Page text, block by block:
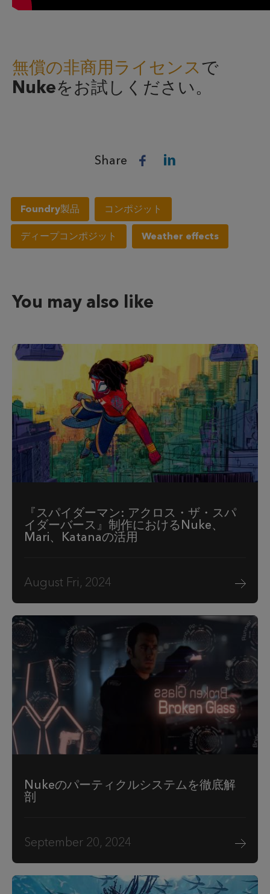
無償の非商用ライセンスで
Nukeをお試しください。
Share
Foundry製品 コンポジット
ディープコンポジット Weather effects
You may also like
『スパイダーマン: アクロス・ザ・スパ
イダーバース』制作におけるNuke、
Mari、Katanaの活用
August Fri, 2024
Nukeのパーティクルシステムを徹底解
剖
September 20, 2024